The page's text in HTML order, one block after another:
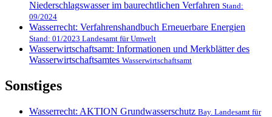
Niederschlagswasser im baurechtlichen Verfahren Stand:
09/2024
Wasserrecht: Verfahrenshandbuch Erneuerbare Energien
Stand: 01/2023 Landesamt für Umwelt
Wasserwirtschaftsamt: Informationen und Merkblätter des
Wasserwirtschaftsamtes Wasserwirtschaftsamt
Sonstiges
Wasserrecht: AKTION Grundwasserschutz Bay. Landesamt für